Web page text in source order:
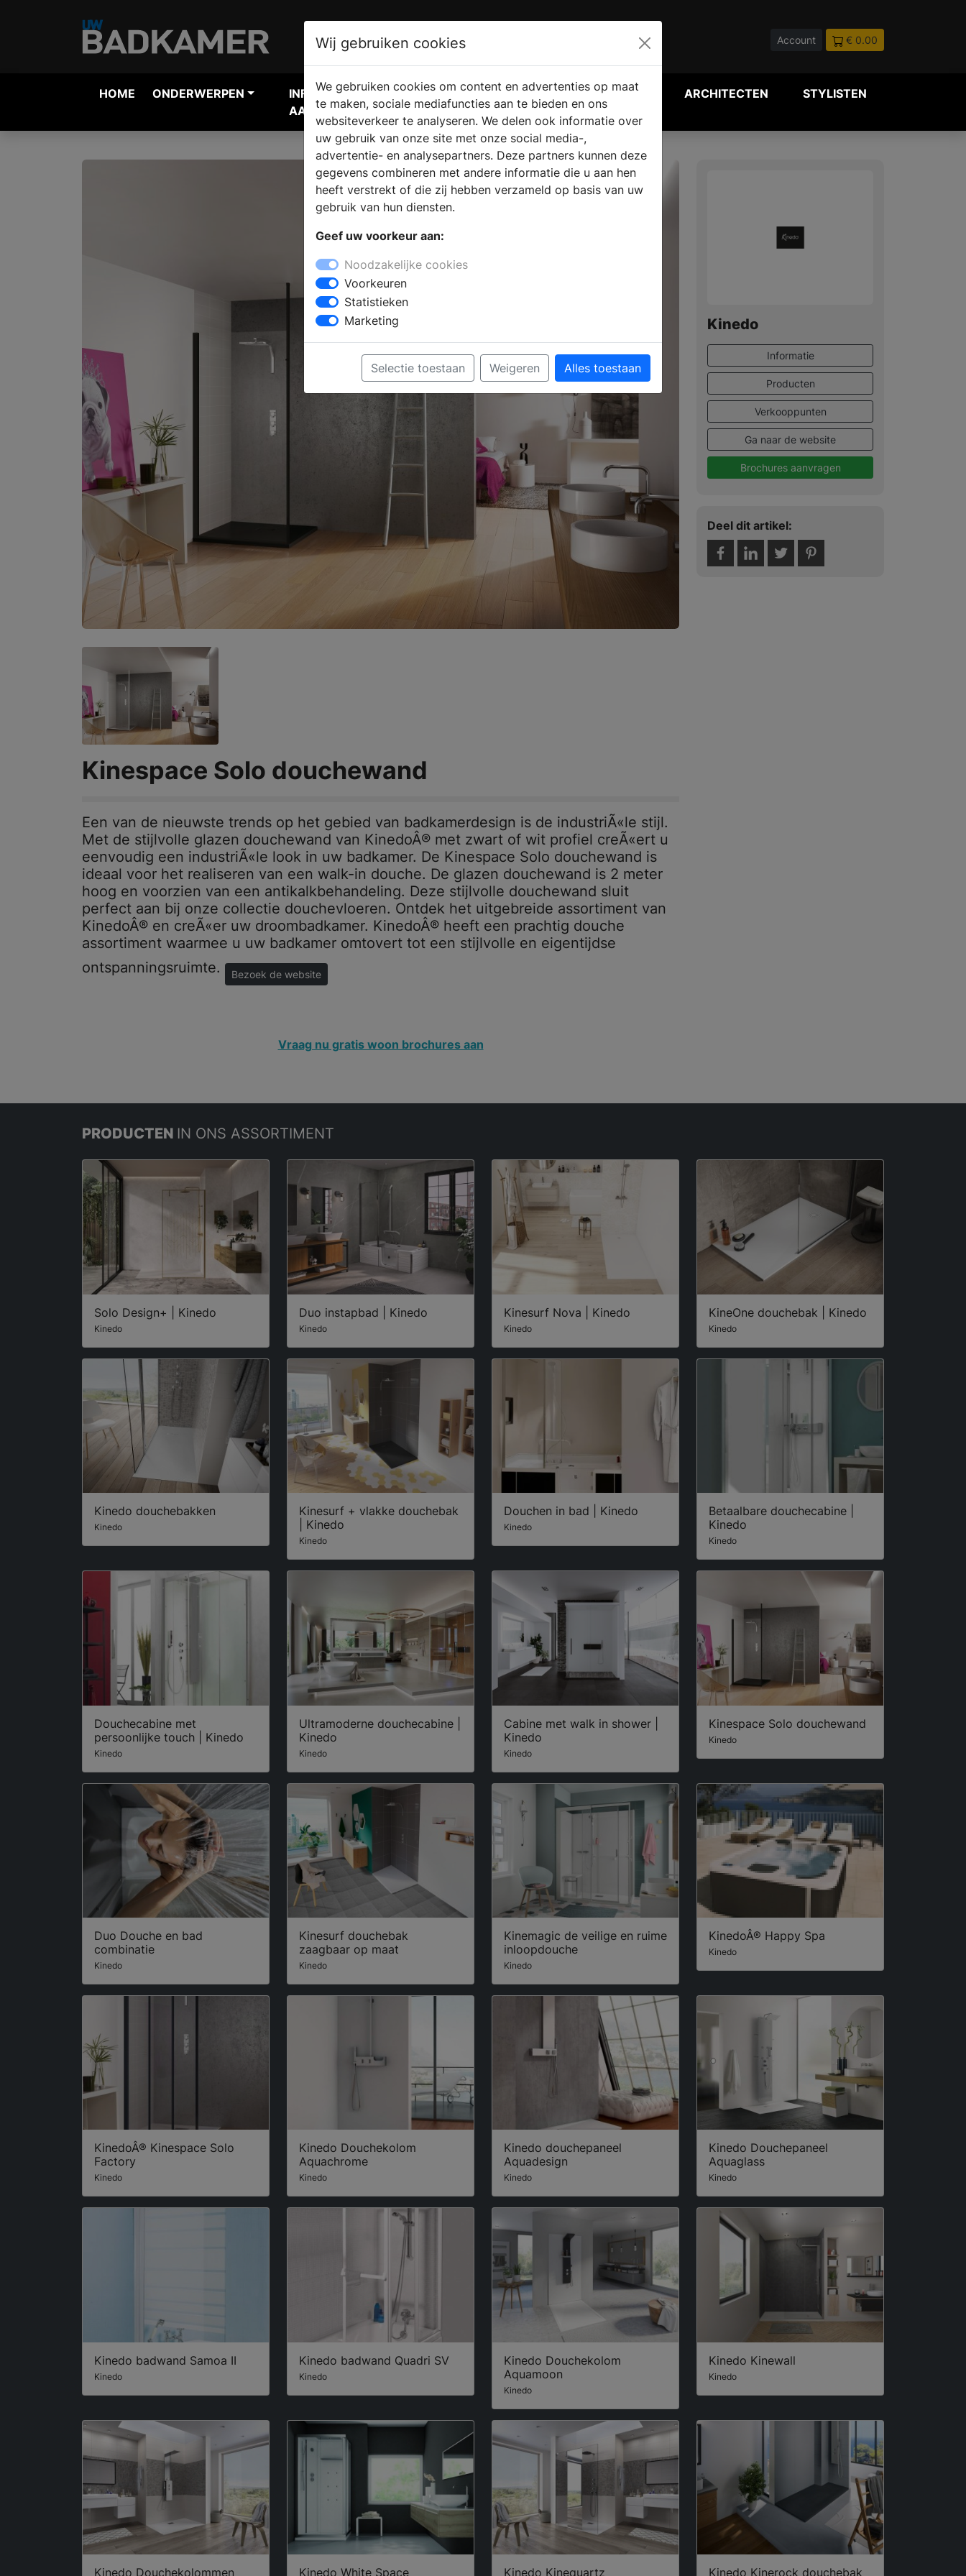
Account € 0.00
HOME ONDERWERPEN
INFORMATIE
AANVRAGEN
VERKOOPLOCATIE
VINDEN
WEBSHOP ARCHITECTEN STYLISTEN
Kinespace Solo douchewand
Een van de nieuwste trends op het gebied van badkamerdesign is de industriÃ«le stijl.
Met de stijlvolle glazen douchewand van KinedoÂ® met zwart of wit profiel creÃ«ert u
eenvoudig een industriÃ«le look in uw badkamer. De Kinespace Solo douchewand is
ideaal voor het realiseren van een walk-in douche. De glazen douchewand is 2 meter
hoog en voorzien van een antikalkbehandeling. Deze stijlvolle douchewand sluit
perfect aan bij onze collectie douchevloeren. Ontdek het uitgebreide assortiment van
KinedoÂ® en creÃ«er uw droombadkamer. KinedoÂ® heeft een prachtig douche
assortiment waarmee u uw badkamer omtovert tot een stijlvolle en eigentijdse
ontspanningsruimte.
Bezoek de website
Vraag nu gratis woon brochures aan
Kinedo
Informatie
Producten
Verkooppunten
Ga naar de website
Brochures aanvragen
Deel dit artikel:
PRODUCTEN IN ONS ASSORTIMENT
Solo Design+ | Kinedo
Kinedo
Duo instapbad | Kinedo
Kinedo
Kinesurf Nova | Kinedo
Kinedo
KineOne douchebak | Kinedo
Kinedo
Kinedo douchebakken
Kinedo
Kinesurf + vlakke douchebak
| Kinedo
Kinedo
Douchen in bad | Kinedo
Kinedo
Betaalbare douchecabine |
Kinedo
Kinedo
Douchecabine met
persoonlijke touch | Kinedo
Kinedo
Ultramoderne douchecabine |
Kinedo
Kinedo
Cabine met walk in shower |
Kinedo
Kinedo
Kinespace Solo douchewand
Kinedo
Duo Douche en bad
combinatie
Kinedo
Kinesurf douchebak
zaagbaar op maat
Kinedo
Kinemagic de veilige en ruime
inloopdouche
Kinedo
KinedoÂ® Happy Spa
Kinedo
KinedoÂ® Kinespace Solo
Factory
Kinedo
Kinedo Douchekolom
Aquachrome
Kinedo
Kinedo douchepaneel
Aquadesign
Kinedo
Kinedo Douchepaneel
Aquaglass
Kinedo
Kinedo badwand Samoa II
Kinedo
Kinedo badwand Quadri SV
Kinedo
Kinedo Douchekolom
Aquamoon
Kinedo
Kinedo Kinewall
Kinedo
Kinedo Douchekolommen Kinedo White Space Kinedo Kinequartz Kinedo Kinerock douchebak
Wij gebruiken cookies
We gebruiken cookies om content en advertenties op maat
te maken, sociale mediafuncties aan te bieden en ons
websiteverkeer te analyseren. We delen ook informatie over
uw gebruik van onze site met onze social media-,
advertentie- en analysepartners. Deze partners kunnen deze
gegevens combineren met andere informatie die u aan hen
heeft verstrekt of die zij hebben verzameld op basis van uw
gebruik van hun diensten.
Geef uw voorkeur aan:
Noodzakelijke cookies
Voorkeuren
Statistieken
Marketing
Selectie toestaan Weigeren Alles toestaan